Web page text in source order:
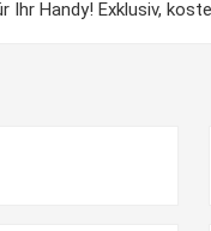
Handy! Exklusiv,